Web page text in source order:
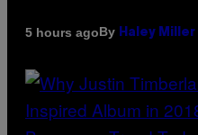
5 hours agoBy Haley Miller